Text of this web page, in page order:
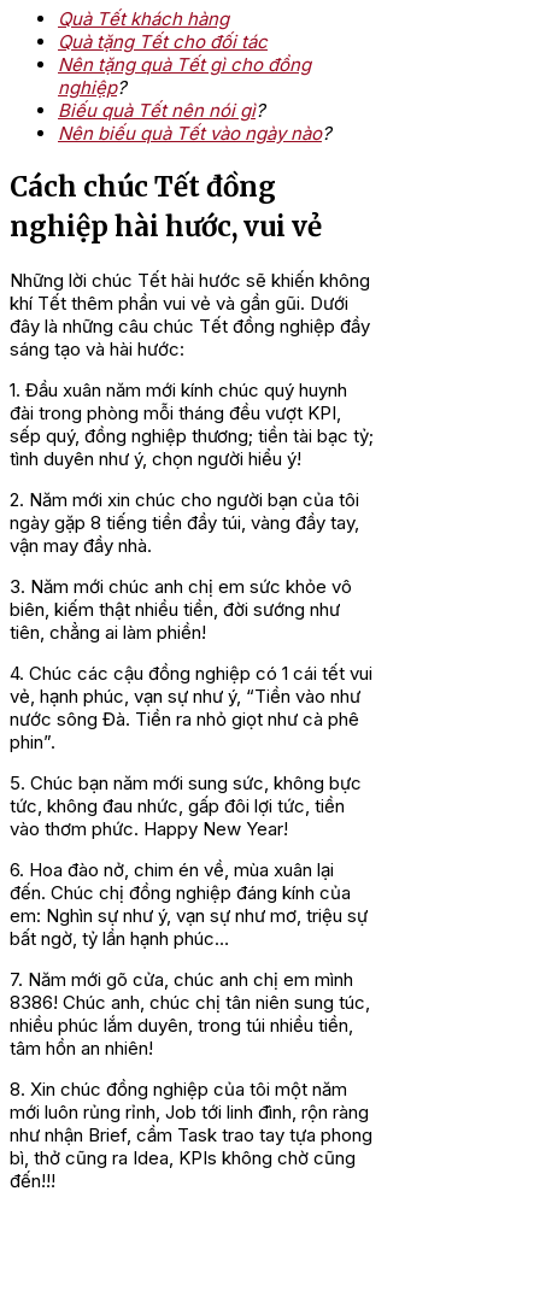
Quà Tết khách hàng
Quà tặng Tết cho đối tác
Nên tặng quà Tết gì cho đồng
nghiệp?
Biếu quà Tết nên nói gì?
Nên biếu quà Tết vào ngày nào?
Cách chúc Tết đồng
nghiệp hài hước, vui vẻ
Những lời chúc Tết hài hước sẽ khiến không
khí Tết thêm phần vui vẻ và gần gũi. Dưới
đây là những câu chúc Tết đồng nghiệp đầy
sáng tạo và hài hước:
1. Đầu xuân năm mới kính chúc quý huynh
đài trong phòng mỗi tháng đều vượt KPI,
sếp quý, đồng nghiệp thương; tiền tài bạc tỷ;
tình duyên như ý, chọn người hiểu ý!
2. Năm mới xin chúc cho người bạn của tôi
ngày gặp 8 tiếng tiền đầy túi, vàng đầy tay,
vận may đầy nhà.
3. Năm mới chúc anh chị em sức khỏe vô
biên, kiếm thật nhiều tiền, đời sướng như
tiên, chẳng ai làm phiền!
4. Chúc các cậu đồng nghiệp có 1 cái tết vui
vẻ, hạnh phúc, vạn sự như ý, “Tiền vào như
nước sông Đà. Tiền ra nhỏ giọt như cà phê
phin”.
5. Chúc bạn năm mới sung sức, không bực
tức, không đau nhức, gấp đôi lợi tức, tiền
vào thơm phức. Happy New Year!
6. Hoa đào nở, chim én về, mùa xuân lại
đến. Chúc chị đồng nghiệp đáng kính của
em: Nghìn sự như ý, vạn sự như mơ, triệu sự
bất ngờ, tỷ lần hạnh phúc…
7. Năm mới gõ cửa, chúc anh chị em mình
8386! Chúc anh, chúc chị tân niên sung túc,
nhiều phúc lắm duyên, trong túi nhiều tiền,
tâm hồn an nhiên!
8. Xin chúc đồng nghiệp của tôi một năm
mới luôn rủng rỉnh, Job tới linh đình, rộn ràng
như nhận Brief, cầm Task trao tay tựa phong
bì, thở cũng ra Idea, KPIs không chờ cũng
đến!!!